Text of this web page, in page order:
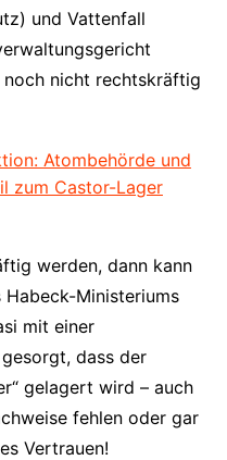
und Vattenfall
nicht rechtskräftig
Atombehörde und
zum Castor-Lager
werden, dann kann
Ministeriums
mit einer
dass der
gelagert wird – auch
fehlen oder gar
Vertrauen!